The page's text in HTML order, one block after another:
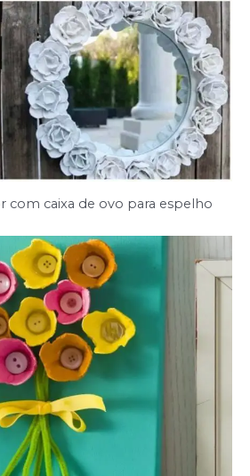
com caixa de ovo para espelho